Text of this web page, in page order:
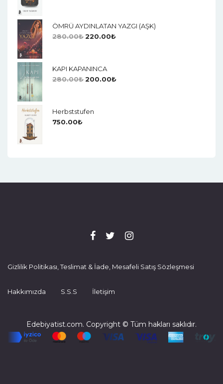
ÖMRÜ AYDINLATAN YAZGI (AŞK)
280.00₺220.00₺
KAPI KAPANINCA
280.00₺200.00₺
Herbststufen
750.00₺
Gizlilik Politikası, Teslimat & İade, Mesafeli Satış Sözleşmesi
Hakkımızda S.S.S İletişim
Edebiyatist.com. Copyright © Tüm hakları saklıdır.